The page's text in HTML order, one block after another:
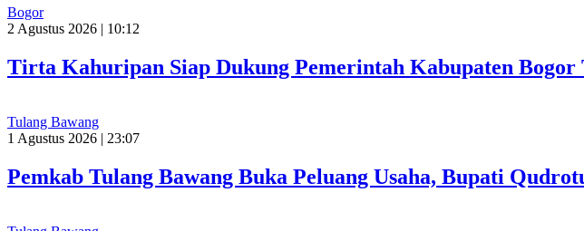
Bogor
2 Agustus 2026 | 10:12
Tirta Kahuripan Siap Dukung Pemerintah Kabupaten Bogor
Tulang Bawang
1 Agustus 2026 | 23:07
Pemkab Tulang Bawang Buka Peluang Usaha, Bupati